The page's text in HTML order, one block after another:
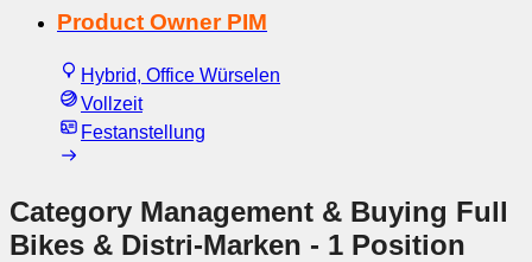
Product Owner PIM
Hybrid, Office Würselen
Vollzeit
Festanstellung
Category Management & Buying Full
Bikes & Distri-Marken - 1 Position